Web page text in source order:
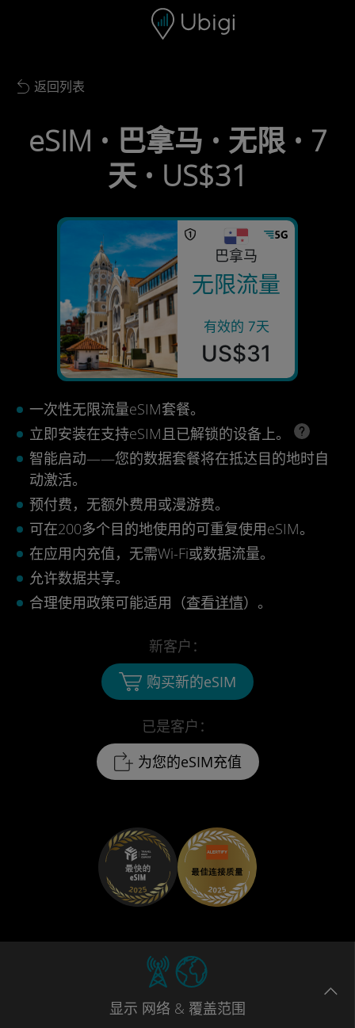
Back to list
返回列表
eSIM • 巴拿马 • 无限 • 7
天 • US$31
巴拿马
无限流量
有效的 7天
US$31
一次性无限流量eSIM套餐。
立即安装在支持eSIM且已解锁的设备上。
智能启动——您的数据套餐将在抵达目的地时自
动激活。
预付费，无额外费用或漫游费。
可在200多个目的地使用的可重复使用eSIM。
在应用内充值，无需Wi-Fi或数据流量。
允许数据共享。
合理使用政策可能适用（查看详情）。
已是客户：
为您的eSIM充值
新客户：
购买新的eSIM
显示 网络 & 覆盖范围